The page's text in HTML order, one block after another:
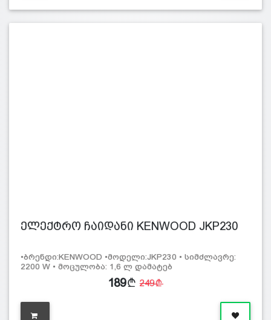
ელექტრო ჩაიდანი KENWOOD JKP230
•ბრენდი:KENWOOD •მოდელი:JKP230 • სიმძლავრე:
2200 W • მოცულობა: 1,6 ლ დამატებ
189 249